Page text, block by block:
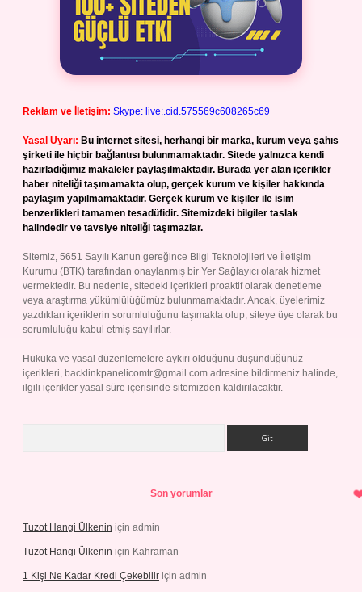
Reklam ve İletişim: Skype: live:.cid.575569c608265c69
Yasal Uyarı: Bu internet sitesi, herhangi bir marka, kurum veya şahıs
şirketi ile hiçbir bağlantısı bulunmamaktadır. Sitede yalnızca kendi
hazırladığımız makaleler paylaşılmaktadır. Burada yer alan içerikler
haber niteliği taşımamakta olup, gerçek kurum ve kişiler hakkında
paylaşım yapılmamaktadır. Gerçek kurum ve kişiler ile isim
benzerlikleri tamamen tesadüfidir. Sitemizdeki bilgiler taslak
halindedir ve tavsiye niteliği taşımazlar.
Sitemiz, 5651 Sayılı Kanun gereğince Bilgi Teknolojileri ve İletişim
Kurumu (BTK) tarafından onaylanmış bir Yer Sağlayıcı olarak hizmet
vermektedir. Bu nedenle, sitedeki içerikleri proaktif olarak denetleme
veya araştırma yükümlülüğümüz bulunmamaktadır. Ancak, üyelerimiz
yazdıkları içeriklerin sorumluluğunu taşımakta olup, siteye üye olarak bu
sorumluluğu kabul etmiş sayılırlar.
Hukuka ve yasal düzenlemelere aykırı olduğunu düşündüğünüz
içerikleri, backlinkpanelicomtr@gmail.com adresine bildirmeniz halinde,
ilgili içerikler yasal süre içerisinde sitemizden kaldırılacaktır.
Son yorumlar
Tuzot Hangi Ülkenin için admin
Tuzot Hangi Ülkenin için Kahraman
1 Kişi Ne Kadar Kredi Çekebilir için admin